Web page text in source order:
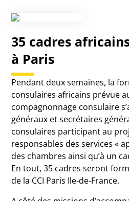
35 cadres
à Paris
Pendant deux semaines, la
consulaires africains prévue
compagnonnage consulaire
généraux et secrétaires
consulaires participant au
responsables des services «
des chambres ainsi qu’à un
En tout, 35 cadres seront
de la CCI Paris Ile-de-France.